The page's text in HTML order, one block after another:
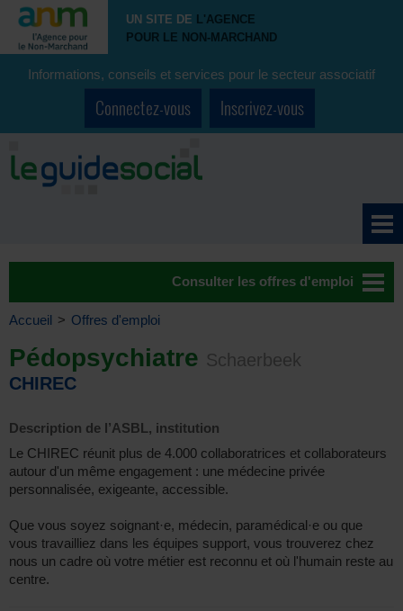
UN SITE DE L'AGENCE
POUR LE NON-MARCHAND
Informations, conseils et services pour le secteur associatif
Connectez-vous Inscrivez-vous
Consulter les offres d'emploi
Accueil > Offres d'emploi
Pédopsychiatre Schaerbeek
CHIREC
Description de l’ASBL, institution
Le CHIREC réunit plus de 4.000 collaboratrices et collaborateurs
autour d'un même engagement : une médecine privée
personnalisée, exigeante, accessible.
Que vous soyez soignant·e, médecin, paramédical·e ou que
vous travailliez dans les équipes support, vous trouverez chez
nous un cadre où votre métier est reconnu et où l'humain reste au
centre.